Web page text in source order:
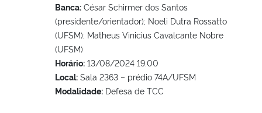
Banca: César Schirmer dos Santos
(presidente/orientador); Noeli Dutra Rossatto
(UFSM); Matheus Vinicius Cavalcante Nobre
(UFSM)
Horário: 13/08/2024 19:00
Local: Sala 2363 – prédio 74A/UFSM
Modalidade: Defesa de TCC